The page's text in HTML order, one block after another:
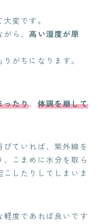
変です。
ら、 高い湿度が原
がちになります。
ったり、 体調を崩して
ていれば、紫外線を
、こまめに水分を取ら
こしたりしてしまいま
度であれば良いです